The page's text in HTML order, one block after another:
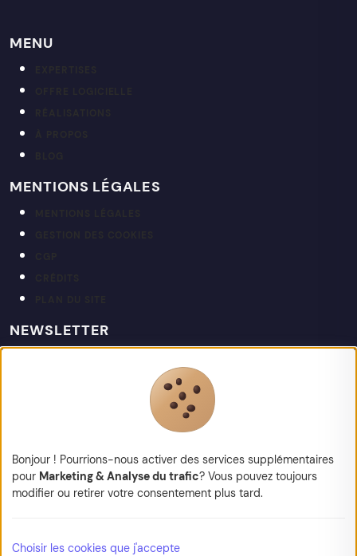
MENU
MENTIONS LÉGALES
NEWSLETTER
Restez informé de nos actualités et projets.
© 2026 Kapt — Tous droits réservés
Bonjour ! Pourrions-nous activer des services supplémentaires
pour Marketing & Analyse du trafic? Vous pouvez toujours
modifier ou retirer votre consentement plus tard.
Choisir les cookies que j'accepte